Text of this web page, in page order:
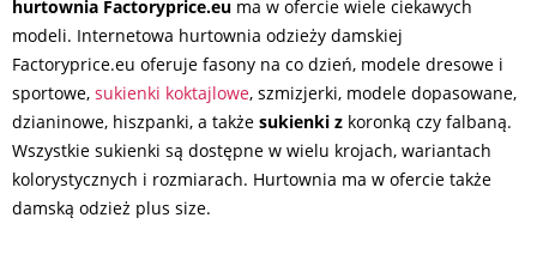
hurtownia Factoryprice.eu ma w ofercie wiele ciekawych
modeli. Internetowa hurtownia odzieży damskiej
Factoryprice.eu oferuje fasony na co dzień, modele dresowe i
sportowe, sukienki koktajlowe, szmizjerki, modele dopasowane,
dzianinowe, hiszpanki, a także sukienki z koronką czy falbaną.
Wszystkie sukienki są dostępne w wielu krojach, wariantach
kolorystycznych i rozmiarach. Hurtownia ma w ofercie także
damską odzież plus size.